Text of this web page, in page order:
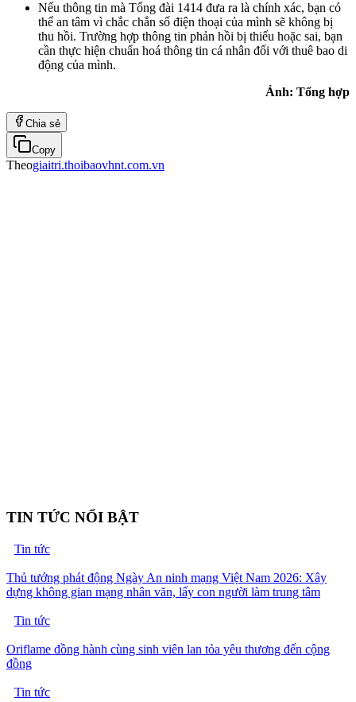
Nếu thông tin mà Tổng đài 1414 đưa ra là chính xác, bạn có
thể an tâm vì chắc chắn số điện thoại của mình sẽ không bị
thu hồi. Trường hợp thông tin phản hồi bị thiếu hoặc sai, bạn
cần thực hiện chuẩn hoá thông tin cá nhân đối với thuê bao di
động của mình.
Ảnh: Tổng hợp
Chia sẻ
Copy
Theogiaitri.thoibaovhnt.com.vn
TIN TỨC NỔI BẬT
Tin tức
Thủ tướng phát động Ngày An ninh mạng Việt Nam 2026: Xây
dựng không gian mạng nhân văn, lấy con người làm trung tâm
Tin tức
Oriflame đồng hành cùng sinh viên lan tỏa yêu thương đến cộng
đồng
Tin tức